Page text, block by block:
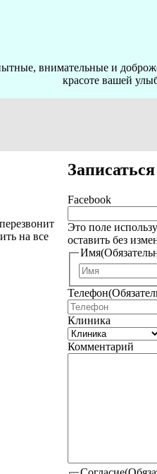
внимательные и
красоте вашей
на все
Facebook
Это поле
оставить без
Имя
Телефон
Клиника
Комментарий